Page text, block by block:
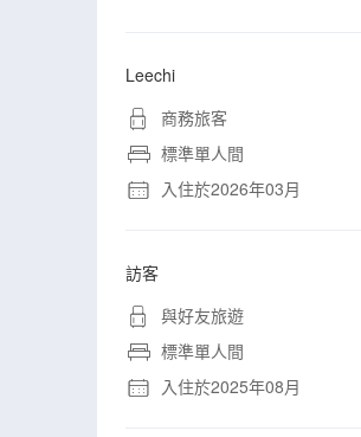
Leechi
商務旅客
標準單人間
入住於2026年03月
訪客
與好友旅遊
標準單人間
入住於2025年08月